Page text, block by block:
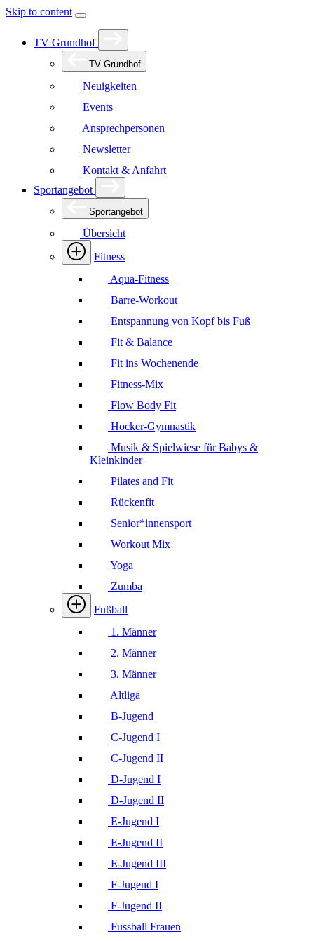
Skip to content
TV Grundhof
TV Grundhof
Neuigkeiten
Events
Ansprechpersonen
Newsletter
Kontakt & Anfahrt
Sportangebot
Sportangebot
Übersicht
Fitness
Aqua-Fitness
Barre-Workout
Entspannung von Kopf bis Fuß
Fit & Balance
Fit ins Wochenende
Fitness-Mix
Flow Body Fit
Hocker-Gymnastik
Musik & Spielwiese für Babys &
Kleinkinder
Pilates and Fit
Rückenfit
Senior*innensport
Workout Mix
Yoga
Zumba
Fußball
1. Männer
2. Männer
3. Männer
Altliga
B-Jugend
C-Jugend I
C-Jugend II
D-Jugend I
D-Jugend II
E-Jugend I
E-Jugend II
E-Jugend III
F-Jugend I
F-Jugend II
Fussball Frauen